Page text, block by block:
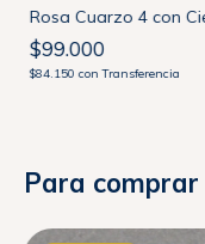
Rosa Cuarzo 4 con
$99.000
$84.150con Transferencia
Para